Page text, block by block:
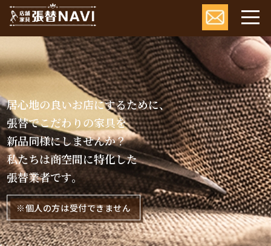
居心地の良いお店にするために、
張替でこだわりの家具を
新品同様にしませんか？
私たちは商空間に特化した
張替業者です。
※個人の方は受付できません